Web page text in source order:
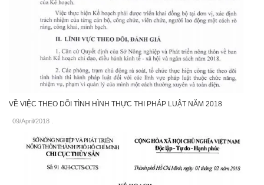
VỀ VIỆC THEO DÕI TÌNH HÌNH THỰC THI PHÁP LUẬT NĂM 2018
09/April/2018